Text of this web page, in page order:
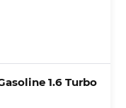
1.6 Turbo